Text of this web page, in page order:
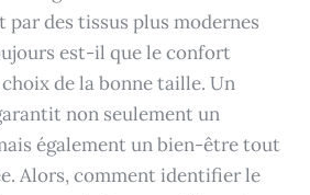
par des tissus plus modernes
est-il que le confort
de la bonne taille. Un
non seulement un
également un bien-être tout
Alors, comment identifier le